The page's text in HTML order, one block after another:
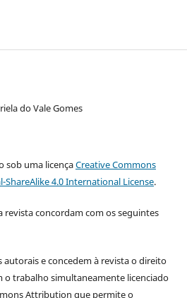
do Vale Gomes
sob uma licençaCreative Commons
4.0 International License.
revista concordam com os seguintes
e concedem à revista o direito
o trabalho simultaneamente licenciado
Attribution que permite o